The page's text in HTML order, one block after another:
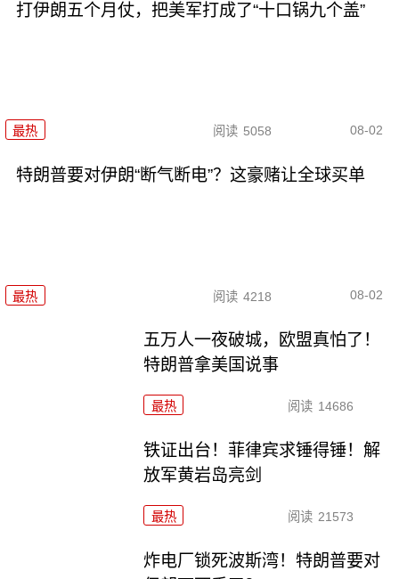
打伊朗五个月仗，把美军打成了“十口锅九个盖”
最热 阅读 5058 08-02
特朗普要对伊朗“断气断电”？这豪赌让全球买单
最热 阅读 4218 08-02
五万人一夜破城，欧盟真怕了！
特朗普拿美国说事
最热 阅读 14686
铁证出台！菲律宾求锤得锤！解
放军黄岩岛亮剑
最热 阅读 21573
炸电厂锁死波斯湾！特朗普要对